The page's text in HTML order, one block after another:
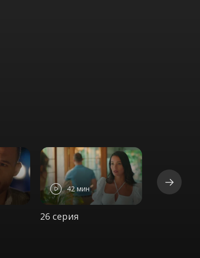
42 мин
26 серия
45